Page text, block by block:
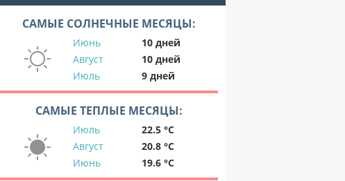
САМЫЕ СОЛНЕЧНЫЕ МЕСЯЦЫ:
Июнь
10 дней
Август
10 дней
Июль
9 дней
САМЫЕ ТЕПЛЫЕ МЕСЯЦЫ:
Июль
22.5 °C
Август
20.8 °C
Июнь
19.6 °C